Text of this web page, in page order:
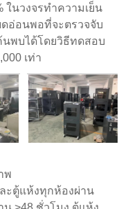
ในวงจรทำความเย็น
อ่อนพอที่จะตรวจจับ
พบได้โดยวิธีทดสอบ
เท่า
พ
ะตู้แห้งทุกห้องผ่าน